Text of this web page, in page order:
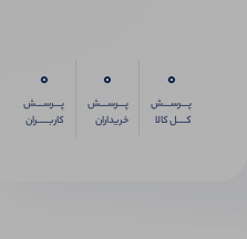
0
پـــرســـش
کــــل کالا
0
پـــرســـش
خریداران
0
پـــرســـش
کاربـــــران